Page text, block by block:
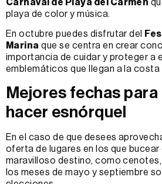
Carnaval de Playa del Carmen
playa de color y música.
En octubre puedes disfrutar del
Marina que se centra en crear
importancia de cuidar y proteger a
emblemáticos que llegan a la costa
Mejores fechas para
hacer esnórquel
En el caso de que desees
oferta de lugares en los que bucear
maravilloso destino, como
los meses de mayo y septiembre